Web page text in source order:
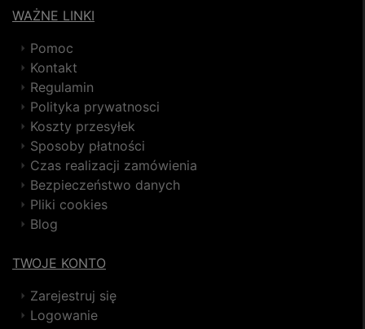
WAŻNE LINKI
Pomoc
Kontakt
Regulamin
Polityka prywatnosci
Koszty przesyłek
Sposoby płatności
Czas realizacji zamówienia
Bezpieczeństwo danych
Pliki cookies
Blog
TWOJE KONTO
Zarejestruj się
Logowanie